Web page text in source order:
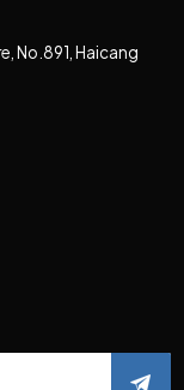
No.891, Haicang